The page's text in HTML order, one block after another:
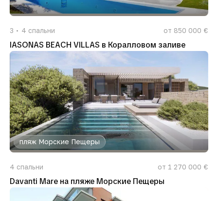
3 4 спальни от 850 000 €
IASONAS BEACH VILLAS в Коралловом заливе
пляж Морские Пещеры
4 спальни от 1 270 000 €
Davanti Mare на пляже Морские Пещеры